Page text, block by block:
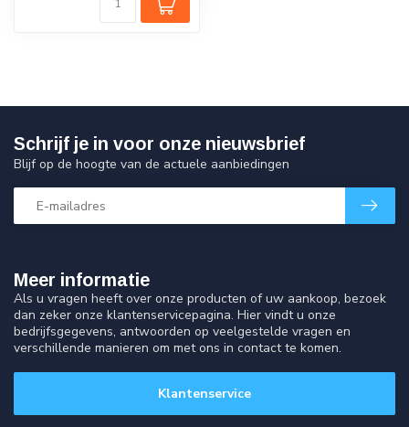
Meer informatie
Als u vragen heeft over onze producten of uw aankoop, bezoek
dan zeker onze klantenservicepagina. Hier vindt u onze
bedrijfsgegevens, antwoorden op veelgestelde vragen en
verschillende manieren om met ons in contact te komen.
Klantenservice
Schrijf je in voor onze nieuwsbrief
Blijf op de hoogte van de actuele aanbiedingen